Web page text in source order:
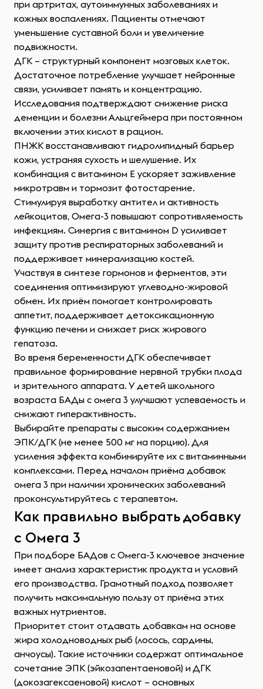
при артритах, аутоиммунных заболеваниях и
кожных воспалениях. Пациенты отмечают
уменьшение суставной боли и увеличение
подвижности.
ДГК – структурный компонент мозговых клеток.
Достаточное потребление улучшает нейронные
связи, усиливает память и концентрацию.
Исследования подтверждают снижение риска
деменции и болезни Альцгеймера при постоянном
включении этих кислот в рацион.
ПНЖК восстанавливают гидролипидный барьер
кожи, устраняя сухость и шелушение. Их
комбинация с витамином Е ускоряет заживление
микротравм и тормозит фотостарение.
Стимулируя выработку антител и активность
лейкоцитов, Омега-3 повышают сопротивляемость
инфекциям. Синергия с витамином D усиливает
защиту против респираторных заболеваний и
поддерживает минерализацию костей.
Участвуя в синтезе гормонов и ферментов, эти
соединения оптимизируют углеводно-жировой
обмен. Их приём помогает контролировать
аппетит, поддерживает детоксикационную
функцию печени и снижает риск жирового
гепатоза.
Во время беременности ДГК обеспечивает
правильное формирование нервной трубки плода
и зрительного аппарата. У детей школьного
возраста БАДы с омега 3 улучшают успеваемость и
снижают гиперактивность.
Выбирайте препараты с высоким содержанием
ЭПК/ДГК (не менее 500 мг на порцию). Для
усиления эффекта комбинируйте их с витаминными
комплексами. Перед началом приёма добавок
омега 3 при наличии хронических заболеваний
проконсультируйтесь с терапевтом.
Как правильно выбрать добавку
с Омега 3
При подборе БАДов с Омега-3 ключевое значение
имеет анализ характеристик продукта и условий
его производства. Грамотный подход позволяет
получить максимальную пользу от приёма этих
важных нутриентов.
Приоритет стоит отдавать добавкам на основе
жира холодноводных рыб (лосось, сардины,
анчоусы). Такие источники содержат оптимальное
сочетание ЭПК (эйкозапентаеновой) и ДГК
(докозагексаеновой) кислот – основных